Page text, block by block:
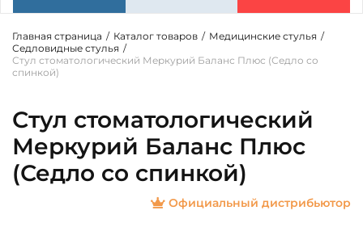
Главная страница / Каталог товаров / Медицинские стулья /
Седловидные стулья /
Стул стоматологический Меркурий Баланс Плюс (Седло со
спинкой)
Стул стоматологический
Меркурий Баланс Плюс
(Седло со спинкой)
Официальный дистрибьютор